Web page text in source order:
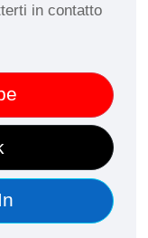
in contatto